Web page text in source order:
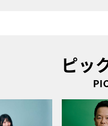
ピッ